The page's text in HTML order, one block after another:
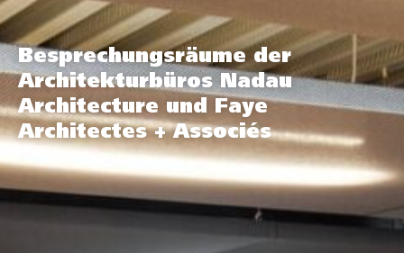
Besprechungsräume der
Architekturbüros Nadau
Architecture und Faye
Architectes + Associés